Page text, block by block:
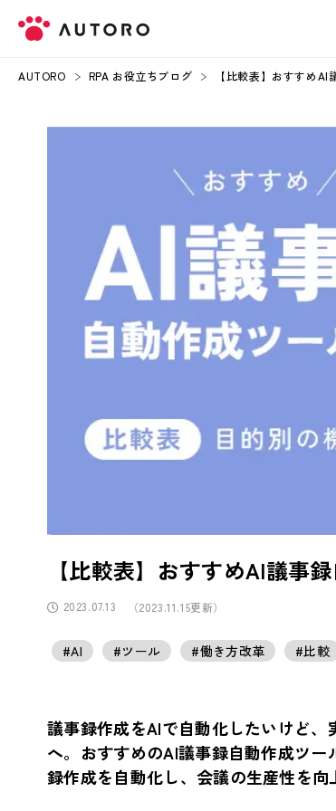
AUTORO RPA お役立ちブログ 【比較表】おすすめ
【比較表】おすすめAI議事
2023.07.13 （2023.11.15更新）
#AI #ツール #働き方改革 #比較
議事録作成をAIで自動化したいけど
へ。おすすめのAI議事録自動作成ツ
録作成を自動化し、会議の生産性を